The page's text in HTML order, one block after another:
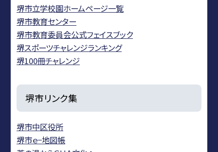
堺市立学校園ホームページ一覧
堺市教育センター
堺市教育委員会公式フェイスブック
堺スポーツチャレンジランキング
堺100冊チャレンジ
堺市リンク集
堺市中区役所
堺市ｅ−地図帳